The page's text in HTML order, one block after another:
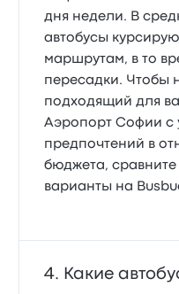
дня недели. В
автобусы
маршрутам, в то
пересадки. Чтобы
подходящий для
Аэропорт Софии с
предпочтений в
бюджета,
варианты на
Какие